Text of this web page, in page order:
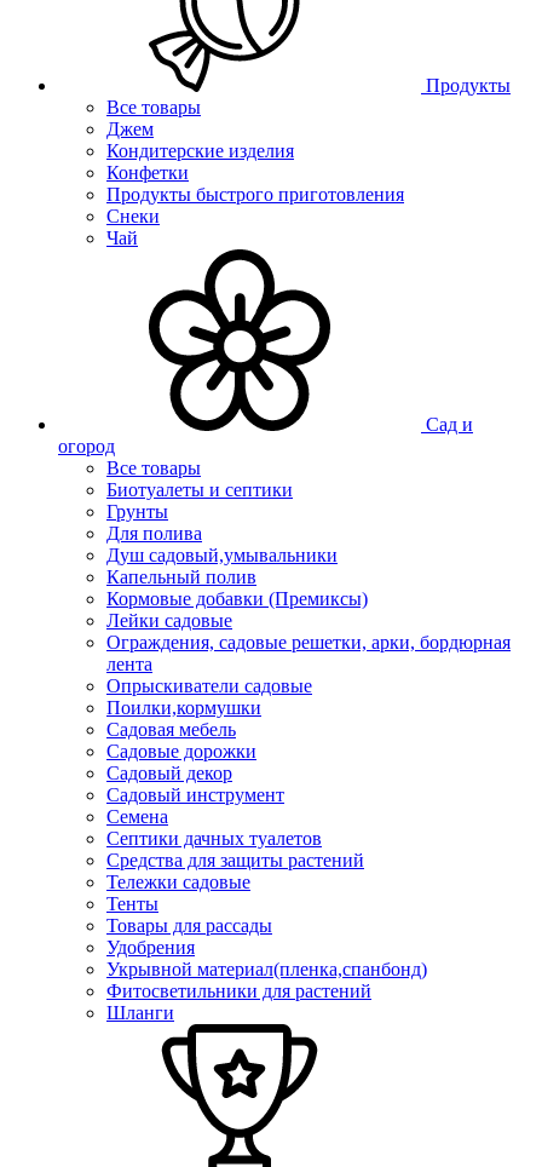
Продукты
Все товары
Джем
Кондитерские изделия
Конфетки
Продукты быстрого приготовления
Снеки
Чай
Сад и
огород
Все товары
Биотуалеты и септики
Грунты
Для полива
Душ садовый,умывальники
Капельный полив
Кормовые добавки (Премиксы)
Лейки садовые
Ограждения, садовые решетки, арки, бордюрная
лента
Опрыскиватели садовые
Поилки,кормушки
Садовая мебель
Садовые дорожки
Садовый декор
Садовый инструмент
Семена
Септики дачных туалетов
Средства для защиты растений
Тележки садовые
Тенты
Товары для рассады
Удобрения
Укрывной материал(пленка,спанбонд)
Фитосветильники для растений
Шланги